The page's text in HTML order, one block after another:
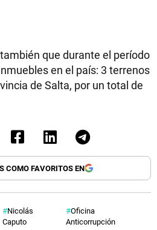
que durante el período
en el país: 3 terrenos
de Salta, por un total de
COMO FAVORITOS EN
Nicolás
Caputo
Oficina
Anticorrupción